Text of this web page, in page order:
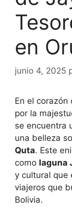
en
junio 4, 2025
En el
por la
se encuentra
una belleza
Quta. Este
como laguna
y cultural que
viajeros que
Bolivia.